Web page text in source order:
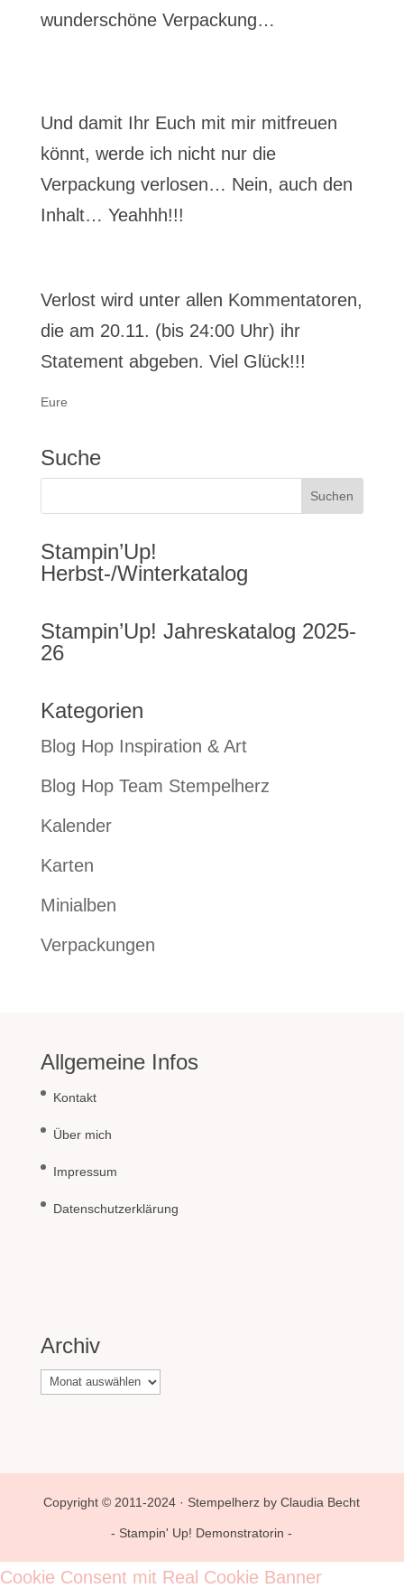
wunderschöne Verpackung…
Und damit Ihr Euch mit mir mitfreuen
könnt, werde ich nicht nur die
Verpackung verlosen… Nein, auch den
Inhalt… Yeahhh!!!
Verlost wird unter allen Kommentatoren,
die am 20.11. (bis 24:00 Uhr) ihr
Statement abgeben. Viel Glück!!!
Eure
Suche
Stampin’Up!
Herbst-/Winterkatalog
Stampin’Up! Jahreskatalog 2025-
26
Kategorien
Blog Hop Inspiration & Art
Blog Hop Team Stempelherz
Kalender
Karten
Minialben
Verpackungen
Allgemeine Infos
Kontakt
Über mich
Impressum
Datenschutzerklärung
Archiv
Archiv
Copyright © 2011-2024 · Stempelherz by Claudia Becht
- Stampin' Up! Demonstratorin -
Cookie Consent mit Real Cookie Banner